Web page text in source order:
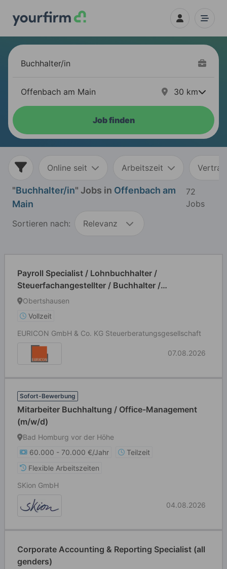
30 km
Job finden
Online seit Arbeitszeit
"Buchhalter/in" Jobs in Offenbach am
Main
72
Jobs
Sortieren nach:
Relevanz
Payroll Specialist / Lohnbuchhalter /
Steuerfachangestellter / Buchhalter /
Finanzbuchhalter (m/w/d)
Obertshausen
Vollzeit
EURICON GmbH & Co. KG Steuerberatungsgesellschaft
07.08.2026
Sofort-Bewerbung
Mitarbeiter Buchhaltung / Office-Management
(m/w/d)
Bad Homburg vor der Höhe
60.000 - 70.000 €/Jahr
Teilzeit
Flexible Arbeitszeiten
SKion GmbH
04.08.2026
Corporate Accounting & Reporting Specialist (all
genders)